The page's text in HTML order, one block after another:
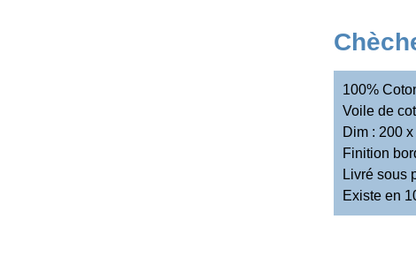
100%
Voile de
Dim : 200
Finition
Livré sous
Existe en